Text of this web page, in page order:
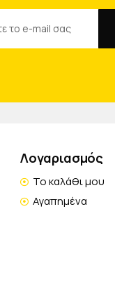
Λογαριασμός
Το καλάθι μου
Αγαπημένα